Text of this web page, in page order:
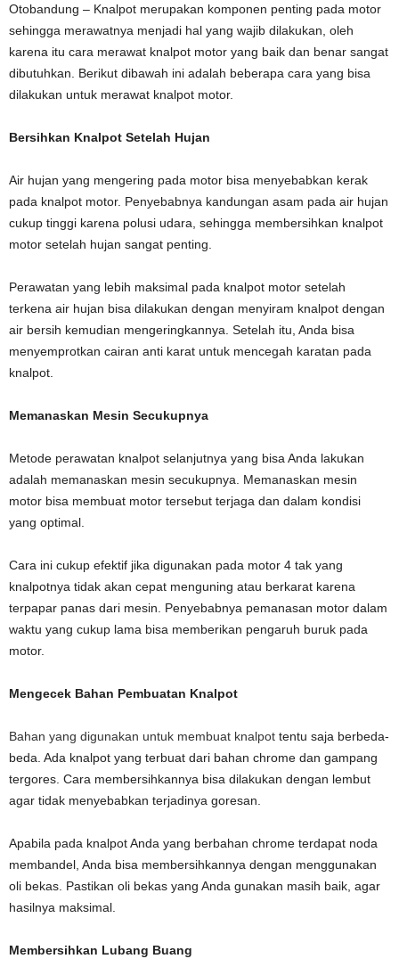
Otobandung – Knalpot merupakan komponen penting pada motor
sehingga merawatnya menjadi hal yang wajib dilakukan, oleh
karena itu cara merawat knalpot motor yang baik dan benar sangat
dibutuhkan. Berikut dibawah ini adalah beberapa cara yang bisa
dilakukan untuk merawat knalpot motor.
Bersihkan Knalpot Setelah Hujan
Air hujan yang mengering pada motor bisa menyebabkan kerak
pada knalpot motor. Penyebabnya kandungan asam pada air hujan
cukup tinggi karena polusi udara, sehingga membersihkan knalpot
motor setelah hujan sangat penting.
Perawatan yang lebih maksimal pada knalpot motor setelah
terkena air hujan bisa dilakukan dengan menyiram knalpot dengan
air bersih kemudian mengeringkannya. Setelah itu, Anda bisa
menyemprotkan cairan anti karat untuk mencegah karatan pada
knalpot.
Memanaskan Mesin Secukupnya
Metode perawatan knalpot selanjutnya yang bisa Anda lakukan
adalah memanaskan mesin secukupnya. Memanaskan mesin
motor bisa membuat motor tersebut terjaga dan dalam kondisi
yang optimal.
Cara ini cukup efektif jika digunakan pada motor 4 tak yang
knalpotnya tidak akan cepat menguning atau berkarat karena
terpapar panas dari mesin. Penyebabnya pemanasan motor dalam
waktu yang cukup lama bisa memberikan pengaruh buruk pada
motor.
Mengecek Bahan Pembuatan Knalpot
Bahan yang digunakan untuk membuat knalpot tentu saja berbeda-
beda. Ada knalpot yang terbuat dari bahan chrome dan gampang
tergores. Cara membersihkannya bisa dilakukan dengan lembut
agar tidak menyebabkan terjadinya goresan.
Apabila pada knalpot Anda yang berbahan chrome terdapat noda
membandel, Anda bisa membersihkannya dengan menggunakan
oli bekas. Pastikan oli bekas yang Anda gunakan masih baik, agar
hasilnya maksimal.
Membersihkan Lubang Buang